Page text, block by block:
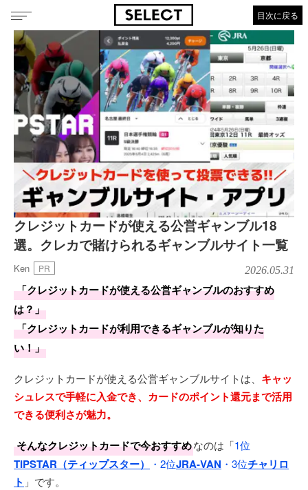
目次に戻る
クレジットカードが使える公営ギャンブル18
選。クレカで賭けられるギャンブルサイト一覧
Ken PR 2026.05.31
「クレジットカードが使える公営ギャンブルのおすすめ
は？」
「クレジットカードが利用できるギャンブルが知りた
い！」
クレジットカードが使える公営ギャンブルサイトは、 キャッ
シュレスで手軽に入金でき、カードのポイント還元まで活用
できる便利さが魅力。
そんなクレジットカードで今おすすめなのは「1位
TIPSTAR（ティップスター） ・2位JRA-VAN ・3位チャリロ
ト 」です。